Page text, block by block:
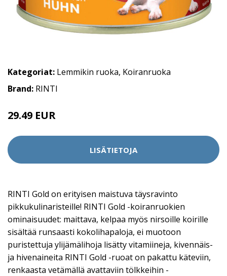
Kategoriat: Lemmikin ruoka, Koiranruoka
Brand: RINTI
29.49 EUR
LISÄTIETOJA
RINTI Gold on erityisen maistuva täysravinto
pikkukulinaristeille! RINTI Gold -koiranruokien
ominaisuudet: maittava, kelpaa myös nirsoille koirille
sisältää runsaasti kokolihapaloja, ei muotoon
puristettuja ylijämälihoja lisätty vitamiineja, kivennäis-
ja hivenaineita RINTI Gold -ruoat on pakattu käteviin,
renkaasta vetämällä avattaviin tölkkeihin -